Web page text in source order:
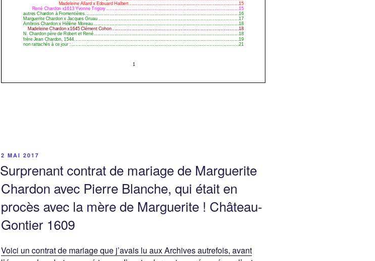
PUBLIÉ
2 MAI 2017
Surprenant contrat de mariage de Marguerite
Chardon avec Pierre Blanche, qui était en
procès avec la mère de Marguerite ! Château-
Gontier 1609
Voici un contrat de mariage que j’avais lu aux Archives autrefois, avant